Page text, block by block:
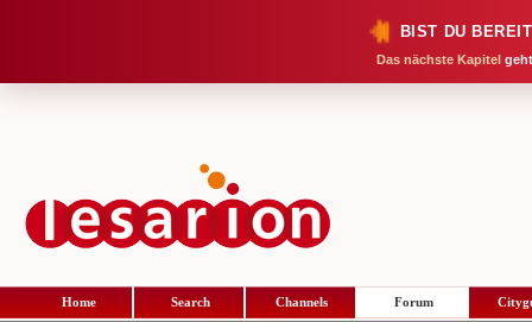
BIST DU
Das nächste Kapitel
Home Search Channels Forum